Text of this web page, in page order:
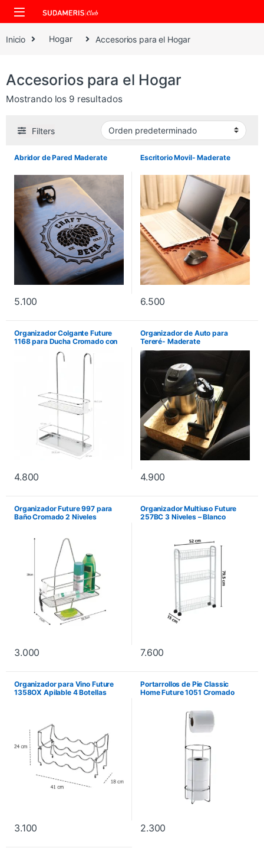
Skip to navigation
Skip to content
Inicio Hogar Accesorios para el Hogar
Accesorios para el Hogar
Mostrando los 9 resultados
Filters
Abridor de Pared Maderate
5.100
Escritorio Movil- Maderate
6.500
Organizador Colgante Future
1168 para Ducha Cromado con
4.800
Organizador de Auto para
Tereré- Maderate
4.900
Organizador Future 997 para
Baño Cromado 2 Niveles
3.000
Organizador Multiuso Future
257BC 3 Niveles – Blanco
7.600
Organizador para Vino Future
1358OX Apilable 4 Botellas
3.100
Portarrollos de Pie Classic
Home Future 1051 Cromado
2.300